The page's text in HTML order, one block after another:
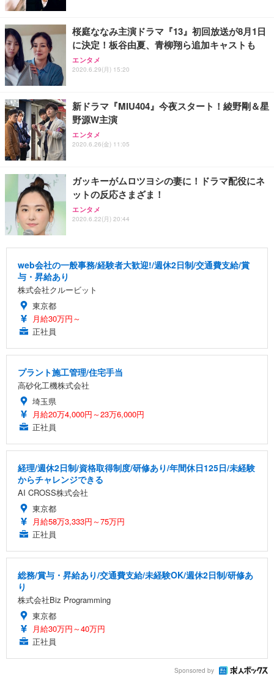
桜庭ななみ主演ドラマ『13』初回放送が8月1日
に決定！板谷由夏、青柳翔ら追加キャストも
エンタメ
2020.6.29(月) 15:20
新ドラマ『MIU404』今夜スタート！綾野剛＆星
野源W主演
エンタメ
2020.6.26(金) 11:05
ガッキーがムロツヨシの妻に！ドラマ配役にネ
ットの反応さまざま！
エンタメ
2020.6.22(月) 20:44
web会社の一般事務/経験者大歓迎!/週休2日制/交通費支給/賞
与・昇給あり
株式会社クルービット
東京都
月給30万円～
正社員
プラント施工管理/住宅手当
高砂化工機株式会社
埼玉県
月給20万4,000円～23万6,000円
正社員
経理/週休2日制/資格取得制度/研修あり/年間休日125日/未経験
からチャレンジできる
AI CROSS株式会社
東京都
月給58万3,333円～75万円
正社員
総務/賞与・昇給あり/交通費支給/未経験OK/週休2日制/研修あ
り
株式会社Biz Programming
東京都
月給30万円～40万円
正社員
Sponsored by